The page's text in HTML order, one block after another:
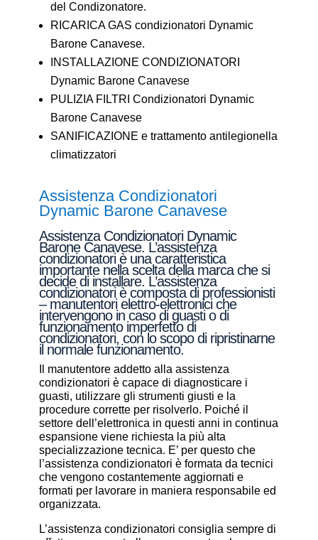
del Condizonatore.
RICARICA GAS condizionatori Dynamic
Barone Canavese.
INSTALLAZIONE CONDIZIONATORI
Dynamic Barone Canavese
PULIZIA FILTRI Condizionatori Dynamic
Barone Canavese
SANIFICAZIONE e trattamento antilegionella
climatizzatori
Assistenza Condizionatori
Dynamic Barone Canavese
Assistenza Condizionatori Dynamic
Barone Canavese. L’assistenza
condizionatori è una caratteristica
importante nella scelta della marca che si
decide di installare. L’assistenza
condizionatori è composta di professionisti
– manutentori elettro-elettronici che
intervengono in caso di guasti o di
funzionamento imperfetto di
condizionatori, con lo scopo di ripristinarne
il normale funzionamento.
Il manutentore addetto alla assistenza
condizionatori è capace di diagnosticare i
guasti, utilizzare gli strumenti giusti e la
procedure corrette per risolverlo. Poiché il
settore dell’elettronica in questi anni in continua
espansione viene richiesta la più alta
specializzazione tecnica. E’ per questo che
l’assistenza condizionatori è formata da tecnici
che vengono costantemente aggiornati e
formati per lavorare in maniera responsabile ed
organizzata.
L’assistenza condizionatori consiglia sempre di